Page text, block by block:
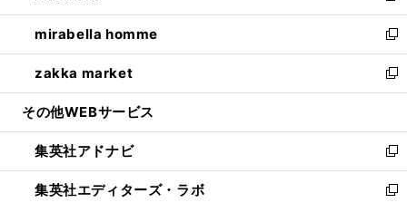
開
く
ウ
で
開
く
ン
ド
ウ
で
開
ウ
ィ
ン
ド
ウ
開
く
し
い
ウ
ィ
ン
ウ
で
開
く
mirabella homme
新
し
い
ウ
ン
ド
ウ
で
zakka market
新
し
ウ
ィ
ン
ド
その他WEBサービス
集英社アドナビ
新
し
い
集英社エディターズ・ラボ
新